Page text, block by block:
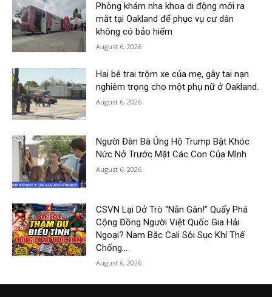
Phòng khám nha khoa di động mới ra
mắt tại Oakland để phục vụ cư dân
không có bảo hiểm
August 6, 2026
Hai bé trai trộm xe của mẹ, gây tai nạn
nghiêm trọng cho một phụ nữ ở Oakland.
August 6, 2026
Người Đàn Bà Ủng Hộ Trump Bật Khóc
Nức Nở Trước Mặt Các Con Của Mình
August 6, 2026
CSVN Lại Dở Trò “Nắn Gân!” Quấy Phá
Cộng Đồng Người Việt Quốc Gia Hải
Ngoại? Nam Bắc Cali Sôi Sục Khí Thế
Chống...
August 6, 2026